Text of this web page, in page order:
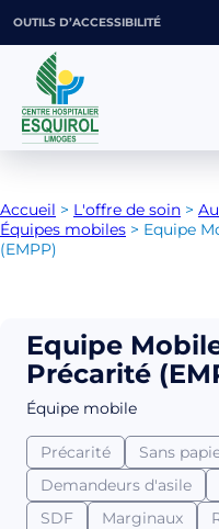
OUTILS D’ACCESSIBILITÉ
Accueil > L'offre de soin >
Équipes mobiles > Equipe
(EMPP)
Equipe
Précarité
Équipe mobile
Précarité Sans
Demandeurs d'asile
SDF
Marginaux